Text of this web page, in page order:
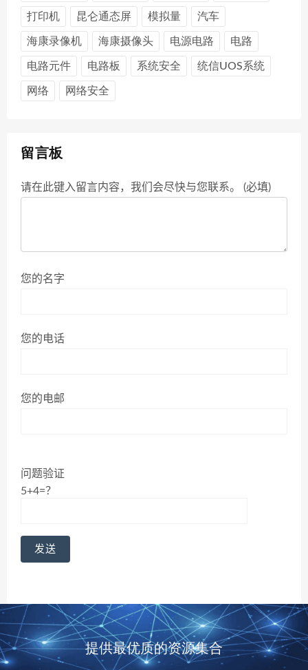
打印机 昆仑通态屏 模拟量 汽车
海康录像机 海康摄像头 电源电路 电路
电路元件 电路板 系统安全 统信UOS系统
网络 网络安全
留言板
请在此键入留言内容，我们会尽快与您联系。 (必填)
您的名字
您的电话
您的电邮
问题验证
5+4=？
提供最优质的资源集合